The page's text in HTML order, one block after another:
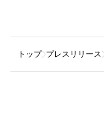
トップ プレスリリース